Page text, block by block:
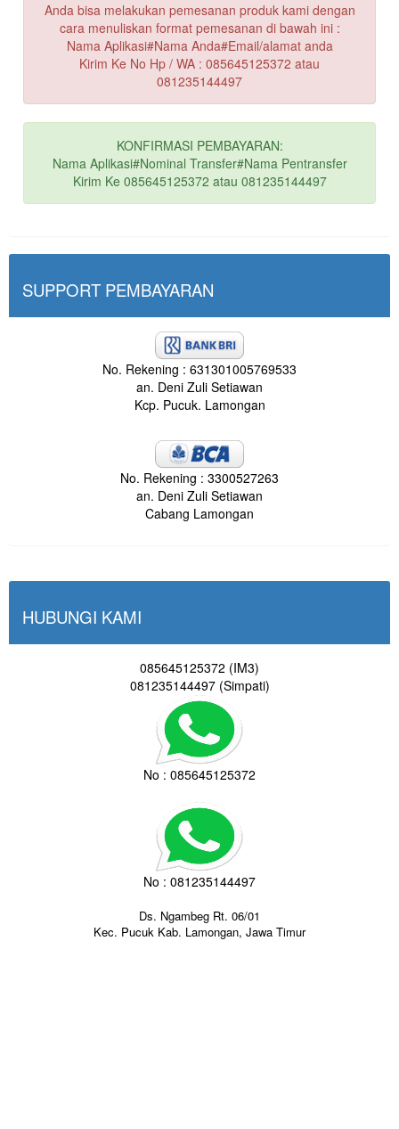
Anda bisa melakukan pemesanan produk kami dengan
cara menuliskan format pemesanan di bawah ini :
Nama Aplikasi#Nama Anda#Email/alamat anda
Kirim Ke No Hp / WA : 085645125372 atau
081235144497
KONFIRMASI PEMBAYARAN:
Nama Aplikasi#Nominal Transfer#Nama Pentransfer
Kirim Ke 085645125372 atau 081235144497
SUPPORT PEMBAYARAN
No. Rekening : 631301005769533
an. Deni Zuli Setiawan
Kcp. Pucuk. Lamongan
No. Rekening : 3300527263
an. Deni Zuli Setiawan
Cabang Lamongan
HUBUNGI KAMI
085645125372 (IM3)
081235144497 (Simpati)
No : 085645125372
No : 081235144497
Ds. Ngambeg Rt. 06/01
Kec. Pucuk Kab. Lamongan, Jawa Timur